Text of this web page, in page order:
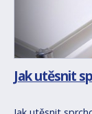
Jak utěsnit